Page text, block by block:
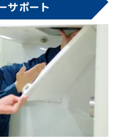
サポート